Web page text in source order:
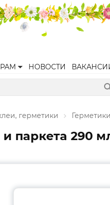
НОВОСТИ
герметики Герметики
паркета 290